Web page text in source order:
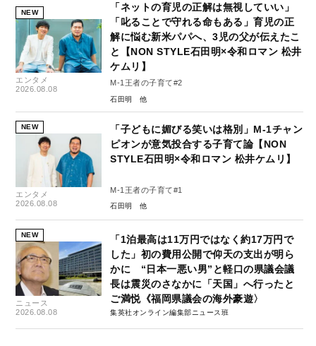
NEW
エンタメ
2026.08.08
「ネットの育児の正解は無視していい」
「叱ることで守れる命もある」育児の正
解に悩む新米パパへ、3児の父が伝えたこ
と【NON STYLE石田明×令和ロマン 松井
ケムリ】
M-1王者の子育て#2
石田明
NEW
エンタメ
2026.08.08
「子どもに媚びる笑いは格別」M-1チャン
ピオンが意気投合する子育て論【NON
STYLE石田明×令和ロマン 松井ケムリ】
M-1王者の子育て#1
石田明
NEW
ニュース
2026.08.08
「1泊最高は11万円ではなく約17万円で
した」初の費用公開で仰天の支出が明ら
かに “日本一悪い男”と軽口の県議会議
長は震災のさなかに「天国」へ行ったと
ご満悦《福岡県議会の海外豪遊〉
集英社オンライン編集部ニュース班